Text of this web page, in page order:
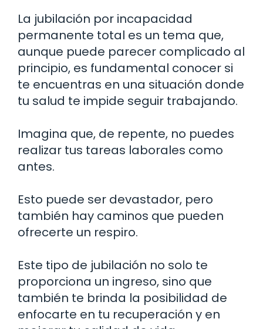
La jubilación por incapacidad
permanente total es un tema que,
aunque puede parecer complicado al
principio, es fundamental conocer si
te encuentras en una situación donde
tu salud te impide seguir trabajando.
Imagina que, de repente, no puedes
realizar tus tareas laborales como
antes.
Esto puede ser devastador, pero
también hay caminos que pueden
ofrecerte un respiro.
Este tipo de jubilación no solo te
proporciona un ingreso, sino que
también te brinda la posibilidad de
enfocarte en tu recuperación y en